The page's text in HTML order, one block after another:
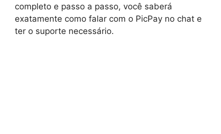
completo e passo a passo, você saberá
exatamente como falar com o PicPay no chat e
ter o suporte necessário.